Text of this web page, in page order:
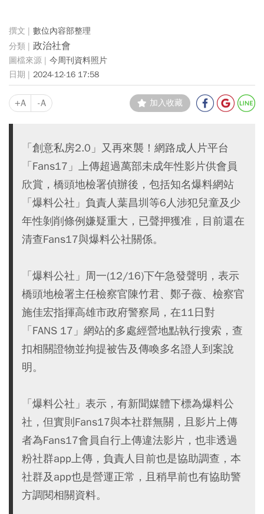
數位內容部整理
政治社會
今周刊資料照片
2024-12-16 17:58
+A -A 加入收藏
「創意私房2.0」又再來襲！網路成人片平台
「Fans17」上傳超過萬部未成年性影片供會員
欣賞，橋頭地檢署偵辦後，包括知名爆料網站
「爆料公社」負責人葉昌圳等6人涉犯兒童及少
年性剝削條例嫌疑重大，已聲押獲准，目前還在
清查Fans17與爆料公社關係。
「爆料公社」周一(12/16)下午急發聲明，表示
橋頭地檢署主任檢察官陳竹君、鄭子薇、檢察官
施佳宏指揮高雄市政府警察局，在11日對
「FANS 17」網站的多處經營地點執行搜索，查
扣相關證物並拘提被告及傳喚多名證人到案說
明。
「爆料公社」表示，有新聞媒體下標為爆料公
社，但實則Fans17與本社群無關，且影片上傳
者為Fans17會員自行上傳違法影片，也非透過
粉社群app上傳，負責人目前也是協助調查，本
社群及app也是營運正常，且稍早前也有協助警
方調閱相關資料。